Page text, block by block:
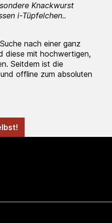
Knackwurst
i-Tüpfelchen..
nach einer ganz
diese mit hochwertigen,
Seitdem ist die
offline zum absoluten